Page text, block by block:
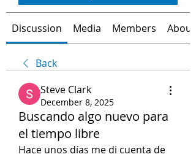
Discussion Media Members About
Back
Steve Clark
December 8, 2025
Buscando algo nuevo para
el tiempo libre
Hace unos días me di cuenta de